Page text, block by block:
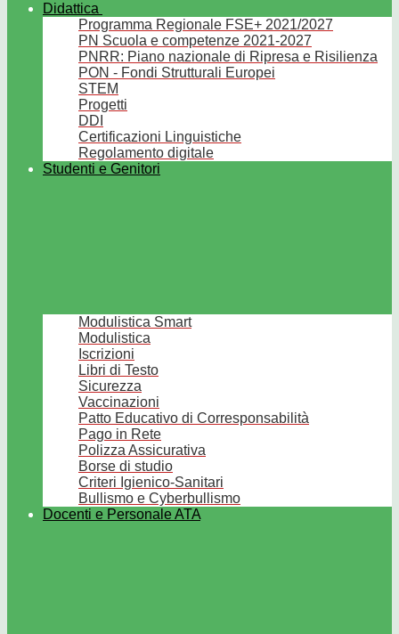
Didattica
Programma Regionale FSE+ 2021/2027
PN Scuola e competenze 2021-2027
PNRR: Piano nazionale di Ripresa e Risilienza
PON - Fondi Strutturali Europei
STEM
Progetti
DDI
Certificazioni Linguistiche
Regolamento digitale
Studenti e Genitori
Modulistica Smart
Modulistica
Iscrizioni
Libri di Testo
Sicurezza
Vaccinazioni
Patto Educativo di Corresponsabilità
Pago in Rete
Polizza Assicurativa
Borse di studio
Criteri Igienico-Sanitari
Bullismo e Cyberbullismo
Docenti e Personale ATA